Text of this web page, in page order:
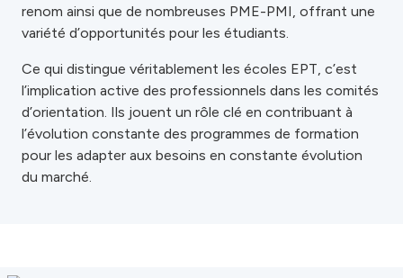
renom ainsi que de nombreuses PME-PMI, offrant une
variété d’opportunités pour les étudiants.
Ce qui distingue véritablement les écoles EPT, c’est
l’implication active des professionnels dans les comités
d’orientation. Ils jouent un rôle clé en contribuant à
l’évolution constante des programmes de formation
pour les adapter aux besoins en constante évolution
du marché.